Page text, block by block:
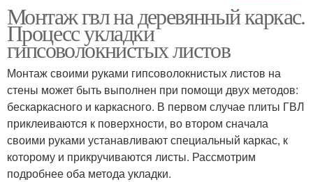
Гипсокартон на стены
Монтаж гвл на деревянный каркас.
Процесс укладки
гипсоволокнистых листов
Монтаж своими руками гипсоволокнистых листов на
стены может быть выполнен при помощи двух методов:
бескаркасного и каркасного. В первом случае плиты ГВЛ
приклеиваются к поверхности, во втором сначала
своими руками устанавливают специальный каркас, к
которому и прикручиваются листы. Рассмотрим
подробнее оба метода укладки.